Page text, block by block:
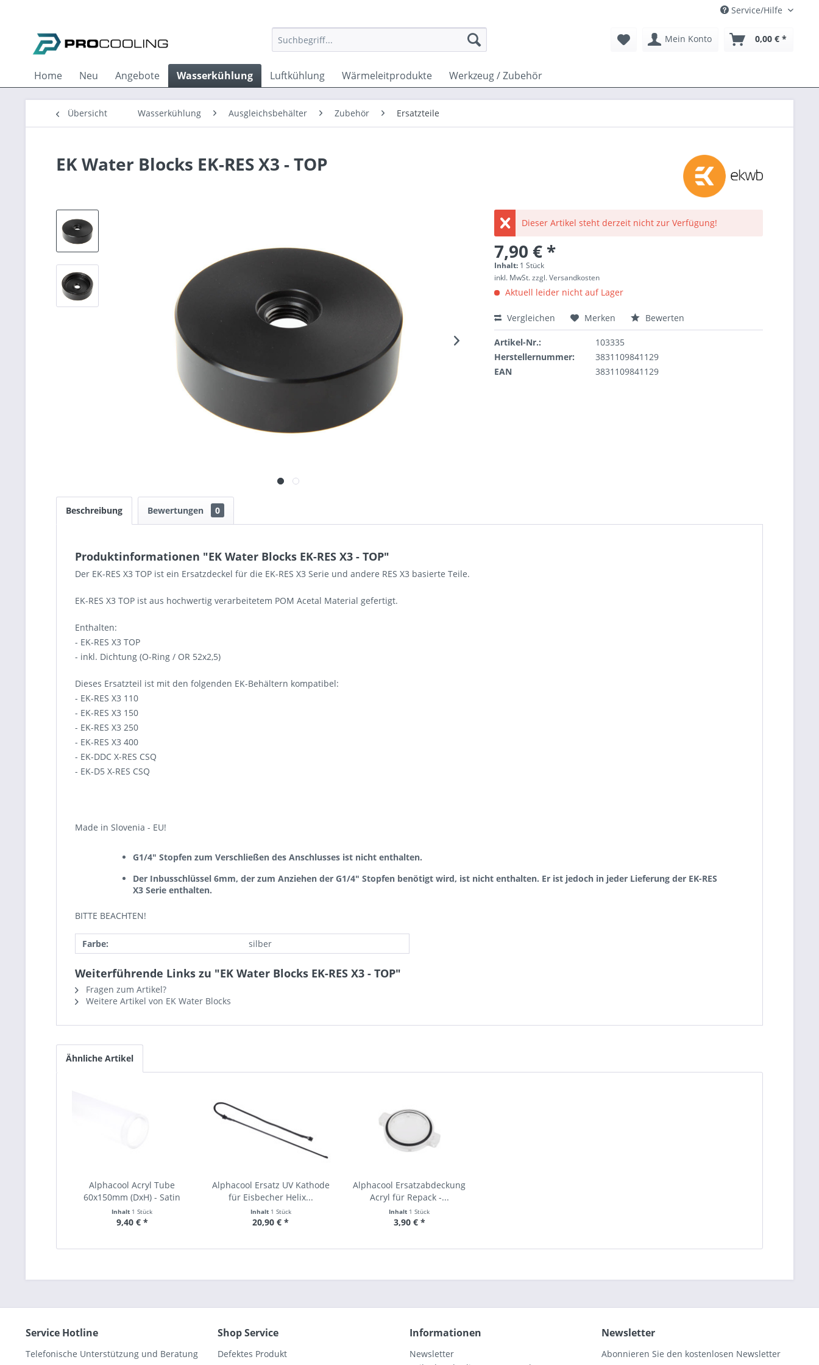
Service/Hilfe
Mein Konto 0,00 € *
Home Neu Angebote Wasserkühlung Luftkühlung Wärmeleitprodukte Werkzeug / Zubehör
Übersicht Wasserkühlung Ausgleichsbehälter Zubehör Ersatzteile
EK Water Blocks EK-RES X3 - TOP
Dieser Artikel steht derzeit nicht zur Verfügung!
7,90 € *
Inhalt: 1 Stück
inkl. MwSt.zzgl. Versandkosten
Aktuell leider nicht auf Lager
Vergleichen Merken Bewerten
Artikel-Nr.:
103335
Herstellernummer:
3831109841129
EAN
3831109841129
Beschreibung Bewertungen 0
Produktinformationen "EK Water Blocks EK-RES X3 - TOP"
Der EK-RES X3 TOP ist ein Ersatzdeckel für die EK-RES X3 Serie und andere RES X3 basierte Teile.
EK-RES X3 TOP ist aus hochwertig verarbeitetem POM Acetal Material gefertigt.
Enthalten:
- EK-RES X3 TOP
- inkl. Dichtung (O-Ring / OR 52x2,5)
Dieses Ersatzteil ist mit den folgenden EK-Behältern kompatibel:
- EK-RES X3 110
- EK-RES X3 150
- EK-RES X3 250
- EK-RES X3 400
- EK-DDC X-RES CSQ
- EK-D5 X-RES CSQ
Made in Slovenia - EU!
G1/4" Stopfen zum Verschließen des Anschlusses ist nicht enthalten.
Der Inbusschlüssel 6mm, der zum Anziehen der G1/4" Stopfen benötigt wird, ist nicht enthalten. Er ist jedoch in jeder Lieferung der EK-RES
X3 Serie enthalten.
BITTE BEACHTEN!
Farbe: silber
Weiterführende Links zu "EK Water Blocks EK-RES X3 - TOP"
Fragen zum Artikel?
Weitere Artikel von EK Water Blocks
Ähnliche Artikel
Alphacool Acryl Tube
60x150mm (DxH) - Satin
Inhalt 1 Stück
9,40 € *
Alphacool Ersatz UV Kathode
für Eisbecher Helix...
Inhalt 1 Stück
20,90 € *
Alphacool Ersatzabdeckung
Acryl für Repack -...
Inhalt 1 Stück
3,90 € *
Service Hotline
Telefonische Unterstützung und Beratung
Shop Service
Defektes Produkt
Informationen
Newsletter
Newsletter
Abonnieren Sie den kostenlosen Newsletter